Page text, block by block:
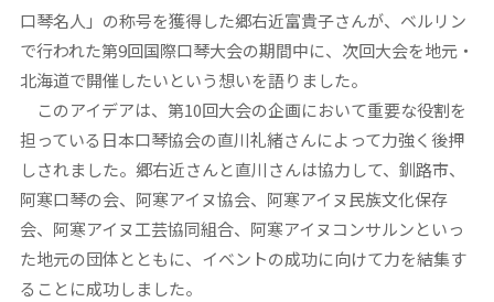
口琴名人」の称号を獲得した郷右近富貴子さんが、ベルリン
で行われた第9回国際口琴大会の期間中に、次回大会を地元・
北海道で開催したいという想いを語りました。
このアイデアは、第10回大会の企画において重要な役割を
担っている日本口琴協会の直川礼緒さんによって力強く後押
しされました。郷右近さんと直川さんは協力して、釧路市、
阿寒口琴の会、阿寒アイヌ協会、阿寒アイヌ民族文化保存
会、阿寒アイヌ工芸協同組合、阿寒アイヌコンサルンといっ
た地元の団体とともに、イベントの成功に向けて力を結集す
ることに成功しました。